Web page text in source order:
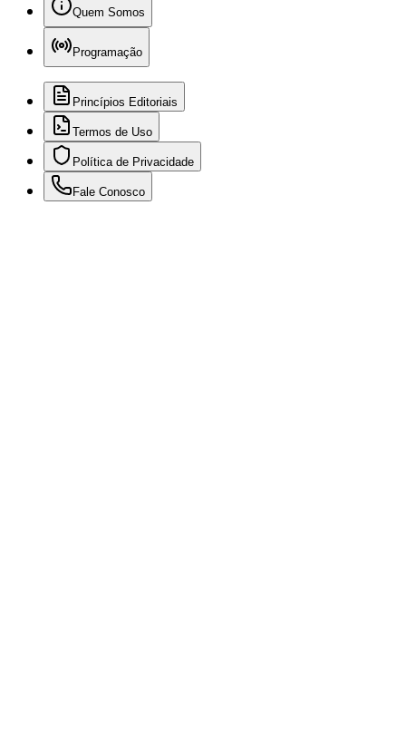
Quem Somos
Programação
Princípios Editoriais
Termos de Uso
Política de Privacidade
Fale Conosco